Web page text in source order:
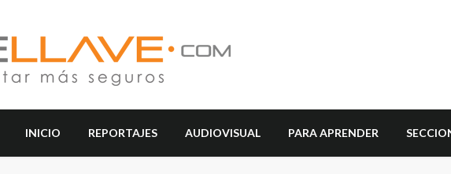
INICIO REPORTAJES AUDIOVISUAL PARA APRENDER